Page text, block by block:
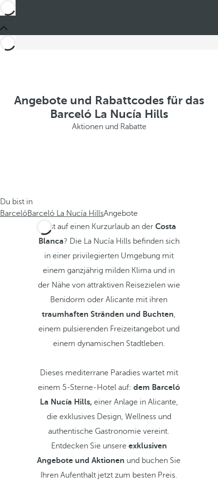
Angebote und Rabattcodes für das
Barceló La Nucía Hills
Aktionen und Rabatte
Du bist in
BarcelóBarceló La Nucía HillsAngebote
Lust auf einen Kurzurlaub an derCosta
Blanca? Die La Nucía Hills befinden sich
in einer privilegierten Umgebung mit
einem ganzjährig milden Klima und in
der Nähe von attraktiven Reisezielen wie
Benidorm oder Alicante mit ihren
traumhaften Stränden und Buchten,
einem pulsierenden Freizeitangebot und
einem dynamischen Stadtleben.
Dieses mediterrane Paradies wartet mit
einem 5-Sterne-Hotel auf: dem Barceló
La Nucía Hills,einer Anlage in Alicante,
die exklusives Design, Wellness und
authentische Gastronomie vereint.
Entdecken Sie unsere exklusiven
Angebote und Aktionen und buchen Sie
Ihren Aufenthalt jetzt zum besten Preis.